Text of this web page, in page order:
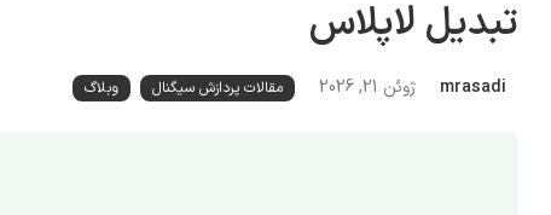
تبدیل لاپلاس
mrasadi ژوئن 21, 2026 مقالات پردازش سیگنال وبلاگ